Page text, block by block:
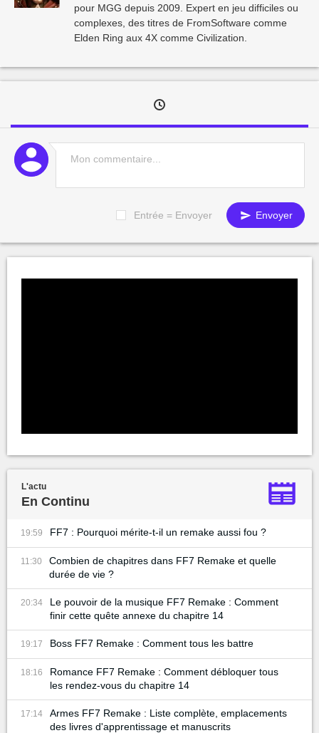
pour MGG depuis 2009. Expert en jeu difficiles ou
complexes, des titres de FromSoftware comme
Elden Ring aux 4X comme Civilization.
Entrée = Envoyer Envoyer
L'actu
En Continu
19:59 FF7 : Pourquoi mérite-t-il un remake aussi fou ?
11:30
Combien de chapitres dans FF7 Remake et quelle
durée de vie ?
20:34
Le pouvoir de la musique FF7 Remake : Comment
finir cette quête annexe du chapitre 14
19:17 Boss FF7 Remake : Comment tous les battre
18:16
Romance FF7 Remake : Comment débloquer tous
les rendez-vous du chapitre 14
17:14
Armes FF7 Remake : Liste complète, emplacements
des livres d'apprentissage et manuscrits